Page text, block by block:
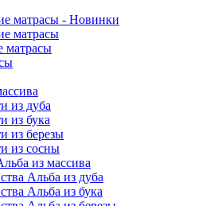
матрасы - Новинки
матрасы
матрасы
из дуба
из бука
из березы
из сосны
из массива
Альба из дуба
Альба из бука